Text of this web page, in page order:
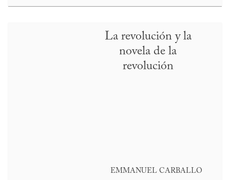
La revolución y la
novela de la
revolución
EMMANUEL CARBALLO